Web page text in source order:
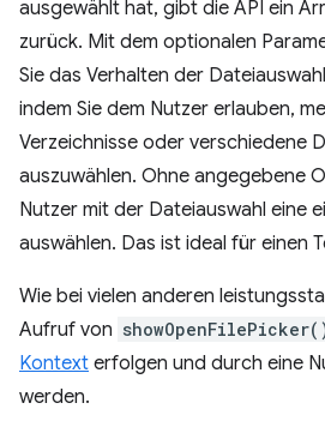
ausgewählt hat, gibt die API ein
zurück. Mit dem optionalen
Sie das Verhalten der
indem Sie dem Nutzer erlauben,
Verzeichnisse oder verschiedene
auszuwählen. Ohne angegebene
Nutzer mit der Dateiauswahl eine
auswählen. Das ist ideal für einen
Wie bei vielen anderen
Aufruf von
Kontext erfolgen und durch eine
werden.